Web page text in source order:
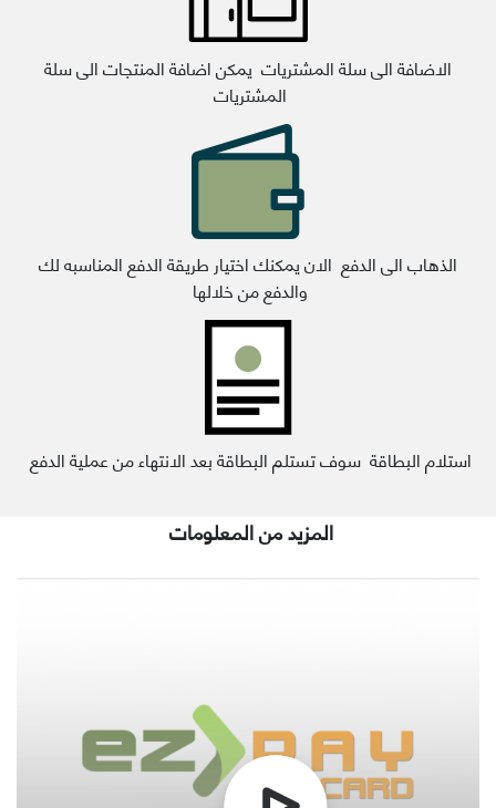
الاضافة الى سلة المشتريات يمكن اضافة المنتجات الى سلة
المشتريات
الذهاب الى الدفع الان يمكنك اختيار طريقة الدفع المناسبه لك
والدفع من خلالها
استلام البطاقة سوف تستلم البطاقة بعد الانتهاء من عملية الدفع
المزيد من المعلومات